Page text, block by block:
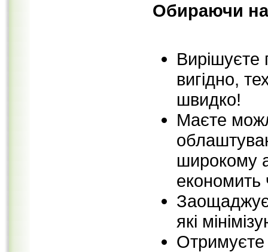
Обираючи
Вирішуєте
вигідно,
швидко!
Маєте
широкому
економить
які
Отримуєте